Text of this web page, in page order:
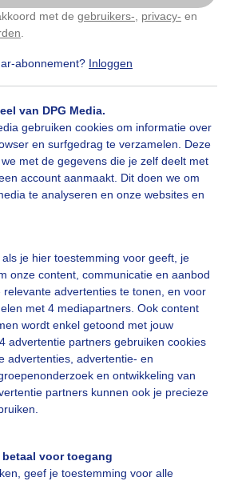
met de gebruikers- privacy- en
abonnement? Inloggen
van DPG Media.
gebruiken cookies om informatie over
en surfgedrag te verzamelen. Deze
met de gegevens die je zelf deelt met
account aanmaakt. Dit doen we om
te analyseren en onze websites en
je hier toestemming voor geeft, je
onze content, communicatie en aanbod
advertenties te tonen, en voor
met 4 mediapartners. Ook content
wordt enkel getoond met jouw
advertentie partners gebruiken cookies
advertenties, advertentie- en
en ontwikkeling van
partners kunnen ook je precieze
voor toegang
geef je toestemming voor alle
moment geduld aub...
om dit aan te passen